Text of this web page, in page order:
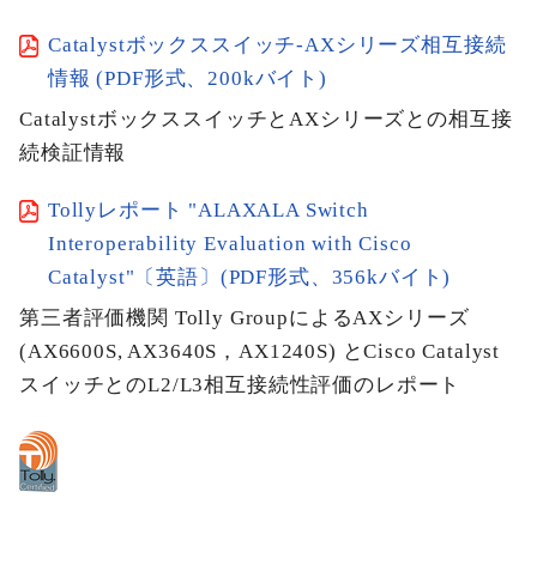
Catalystボックススイッチ-AXシリーズ相互接続
情報 (PDF形式、200kバイト)
CatalystボックススイッチとAXシリーズとの相互接
続検証情報
Tollyレポート "ALAXALA Switch
Interoperability Evaluation with Cisco
Catalyst"〔英語〕(PDF形式、356kバイト)
第三者評価機関 Tolly GroupによるAXシリーズ
(AX6600S, AX3640S，AX1240S) とCisco Catalyst
スイッチとのL2/L3相互接続性評価のレポート